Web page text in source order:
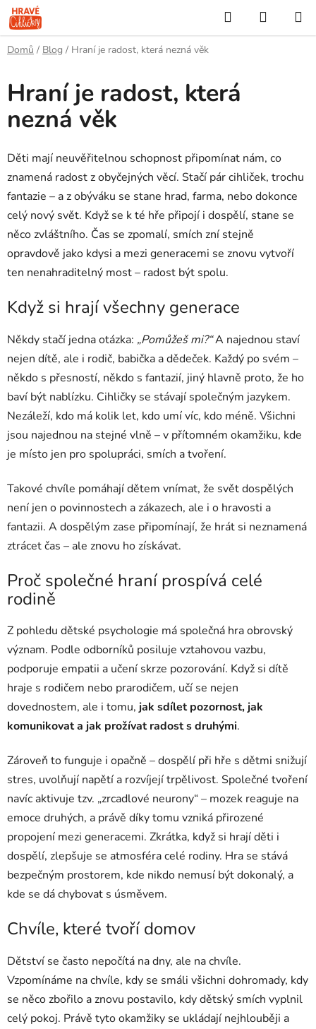
Přejít
na
obsah
Hledat
KOŠÍK
Domů / Blog / Hraní je radost, která nezná věk
Hraní je radost, která
nezná věk
Děti mají neuvěřitelnou schopnost připomínat nám, co
znamená radost z obyčejných věcí. Stačí pár cihliček, trochu
fantazie – a z obýváku se stane hrad, farma, nebo dokonce
celý nový svět. Když se k té hře připojí i dospělí, stane se
něco zvláštního. Čas se zpomalí, smích zní stejně
opravdově jako kdysi a mezi generacemi se znovu vytvoří
ten nenahraditelný most – radost být spolu.
Když si hrají všechny generace
Někdy stačí jedna otázka: „Pomůžeš mi?“A najednou staví
nejen dítě, ale i rodič, babička a dědeček. Každý po svém –
někdo s přesností, někdo s fantazií, jiný hlavně proto, že ho
baví být nablízku. Cihličky se stávají společným jazykem.
Nezáleží, kdo má kolik let, kdo umí víc, kdo méně. Všichni
jsou najednou na stejné vlně – v přítomném okamžiku, kde
je místo jen pro spolupráci, smích a tvoření.
Takové chvíle pomáhají dětem vnímat, že svět dospělých
není jen o povinnostech a zákazech, ale i o hravosti a
fantazii. A dospělým zase připomínají, že hrát si neznamená
ztrácet čas – ale znovu ho získávat.
Proč společné hraní prospívá celé
rodině
Z pohledu dětské psychologie má společná hra obrovský
význam. Podle odborníků posiluje vztahovou vazbu,
podporuje empatii a učení skrze pozorování. Když si dítě
hraje s rodičem nebo prarodičem, učí se nejen
dovednostem, ale i tomu,jak sdílet pozornost, jak
komunikovat a jak prožívat radost s druhými.
Zároveň to funguje i opačně – dospělí při hře s dětmi snižují
stres, uvolňují napětí a rozvíjejí trpělivost. Společné tvoření
navíc aktivuje tzv. „zrcadlové neurony“ – mozek reaguje na
emoce druhých, a právě díky tomu vzniká přirozené
propojení mezi generacemi. Zkrátka, když si hrají děti i
dospělí, zlepšuje se atmosféra celé rodiny. Hra se stává
bezpečným prostorem, kde nikdo nemusí být dokonalý, a
kde se dá chybovat s úsměvem.
Chvíle, které tvoří domov
Dětství se často nepočítá na dny, ale na chvíle.
Vzpomínáme na chvíle, kdy se smáli všichni dohromady, kdy
se něco zbořilo a znovu postavilo, kdy dětský smích vyplnil
celý pokoj. Právě tyto okamžiky se ukládají nejhlouběji a